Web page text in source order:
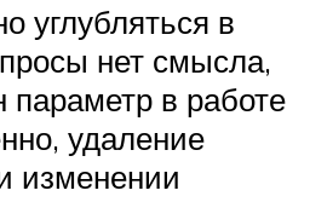
углубляться в
нет смысла,
в работе
удаление
изменении